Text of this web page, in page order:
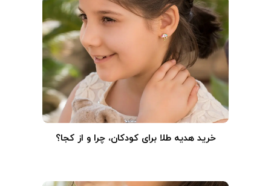
خرید هدیه طلا برای کودکان، چرا و از کجا؟